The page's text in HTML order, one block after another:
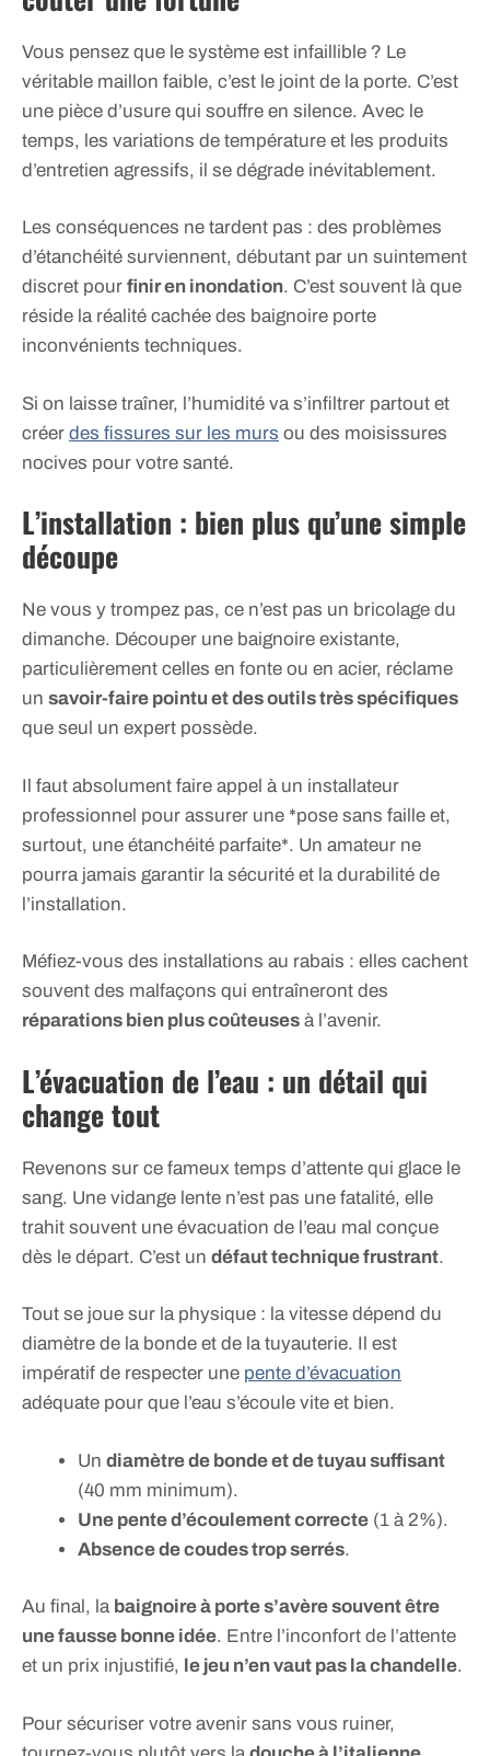
Vous pensez que le système est infaillible ? Le
véritable maillon faible, c’est le joint de la porte. C’est
une pièce d’usure qui souffre en silence. Avec le
temps, les variations de température et les produits
d’entretien agressifs, il se dégrade inévitablement.
Les conséquences ne tardent pas : des problèmes
d’étanchéité surviennent, débutant par un suintement
discret pour finir en inondation. C’est souvent là que
réside la réalité cachée des baignoire porte
inconvénients techniques.
Si on laisse traîner, l’humidité va s’infiltrer partout et
créer des fissures sur les murs ou des moisissures
nocives pour votre santé.
L’installation : bien plus qu’une simple
découpe
Ne vous y trompez pas, ce n’est pas un bricolage du
dimanche. Découper une baignoire existante,
particulièrement celles en fonte ou en acier, réclame
un savoir-faire pointu et des outils très spécifiques
que seul un expert possède.
Il faut absolument faire appel à un installateur
professionnel pour assurer une *pose sans faille et,
surtout, une étanchéité parfaite*. Un amateur ne
pourra jamais garantir la sécurité et la durabilité de
l’installation.
Méfiez-vous des installations au rabais : elles cachent
souvent des malfaçons qui entraîneront des
réparations bien plus coûteuses à l’avenir.
L’évacuation de l’eau : un détail qui
change tout
Revenons sur ce fameux temps d’attente qui glace le
sang. Une vidange lente n’est pas une fatalité, elle
trahit souvent une évacuation de l’eau mal conçue
dès le départ. C’est un défaut technique frustrant.
Tout se joue sur la physique : la vitesse dépend du
diamètre de la bonde et de la tuyauterie. Il est
impératif de respecter une pente d’évacuation
adéquate pour que l’eau s’écoule vite et bien.
Un diamètre de bonde et de tuyau suffisant
(40 mm minimum).
Une pente d’écoulement correcte (1 à 2%).
Absence de coudes trop serrés.
Au final, la baignoire à porte s’avère souvent être
une fausse bonne idée. Entre l’inconfort de l’attente
et un prix injustifié, le jeu n’en vaut pas la chandelle.
Pour sécuriser votre avenir sans vous ruiner,